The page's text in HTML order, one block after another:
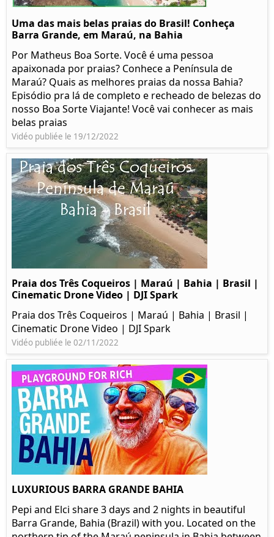
Uma das mais belas praias do Brasil! Conheça
Barra Grande, em Maraú, na Bahia
Por Matheus Boa Sorte. Você é uma pessoa
apaixonada por praias? Conhece a Península de
Maraú? Quais as melhores praias da nossa Bahia?
Episódio pra lá de completo e recheado de belezas do
nosso Boa Sorte Viajante! Você vai conhecer as mais
belas praias
Vidéo publiée le 19/12/2022
Praia dos Três Coqueiros | Maraú | Bahia | Brasil |
Cinematic Drone Video | DJI Spark
Praia dos Três Coqueiros | Maraú | Bahia | Brasil |
Cinematic Drone Video | DJI Spark
Vidéo publiée le 02/11/2022
LUXURIOUS BARRA GRANDE BAHIA
Pepi and Elci share 3 days and 2 nights in beautiful
Barra Grande, Bahia (Brazil) with you. Located on the